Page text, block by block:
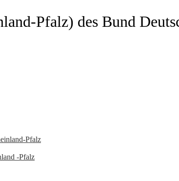
Pfalz) des Bund
Pfalz
-Pfalz